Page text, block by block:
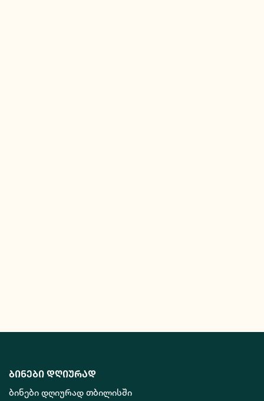
ბინები დღიურად
ბინები დღიურად თბილისში